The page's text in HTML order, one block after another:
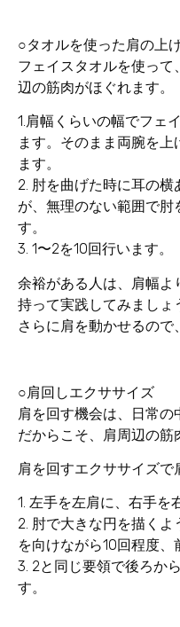
○タオルを使った肩の上
フェイスタオルを使っ
辺の筋肉がほぐれます。
1.肩幅くらいの幅でフェ
ます。そのまま両腕を
ます。
2. 肘を曲げた時に耳の
が、無理のない範囲で肘
す。
3. 1〜2を10回行います。
余裕がある人は、肩幅よ
持って実践してみましょ
さらに肩を動かせるので
○肩回しエクササイズ
肩を回す機会は、日常の
だからこそ、肩周辺の筋
肩を回すエクササイズで
1. 左手を左肩に、右手を
2. 肘で大きな円を描く
を向けながら10回程度、
3. 2と同じ要領で後ろか
す。